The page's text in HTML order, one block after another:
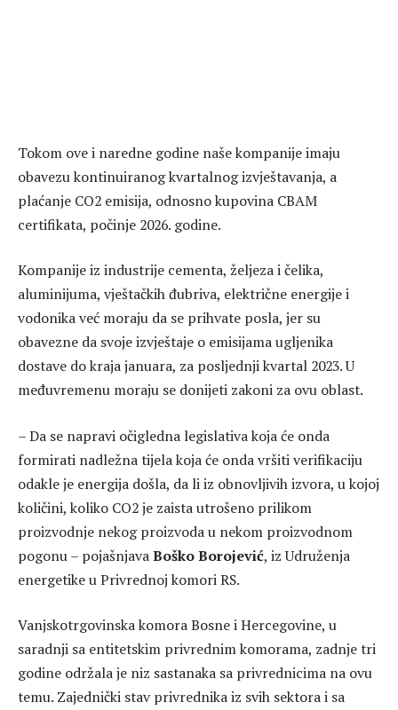
Tokom ove i naredne godine naše kompanije imaju
obavezu kontinuiranog kvartalnog izvještavanja, a
plaćanje CO2 emisija, odnosno kupovina CBAM
certifikata, počinje 2026. godine.
Kompanije iz industrije cementa, željeza i čelika,
aluminijuma, vještačkih đubriva, električne energije i
vodonika već moraju da se prihvate posla, jer su
obavezne da svoje izvještaje o emisijama ugljenika
dostave do kraja januara, za posljednji kvartal 2023. U
međuvremenu moraju se donijeti zakoni za ovu oblast.
– Da se napravi očigledna legislativa koja će onda
formirati nadležna tijela koja će onda vršiti verifikaciju
odakle je energija došla, da li iz obnovljivih izvora, u kojoj
količini, koliko CO2 je zaista utrošeno prilikom
proizvodnje nekog proizvoda u nekom proizvodnom
pogonu – pojašnjavaBoško Borojević, iz Udruženja
energetike u Privrednoj komori RS.
Vanjskotrgovinska komora Bosne i Hercegovine, u
saradnji sa entitetskim privrednim komorama, zadnje tri
godine održala je niz sastanaka sa privrednicima na ovu
temu. Zajednički stav privrednika iz svih sektora i sa